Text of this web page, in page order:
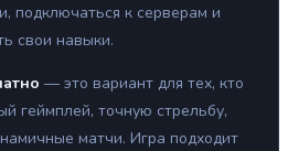
подключаться к серверам и
свои навыки.
— это вариант для тех, кто
геймплей, точную стрельбу,
матчи. Игра подходит